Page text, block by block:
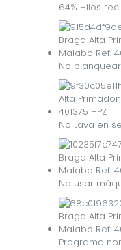
64% Hilos
No blanquear
No Lava en
No usar
Programa